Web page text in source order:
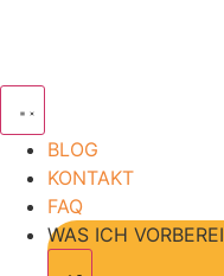
BLOG
KONTAKT
FAQ
WAS ICH